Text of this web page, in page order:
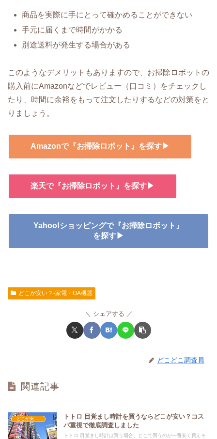
商品を実際に手にとって確かめることができない
手元に届くまで時間がかかる
別途送料が発生する場合がある
このようなデメリットもありますので、お掃除ロボットの
購入前にAmazonなどでレビュー（口コミ）をチェックし
たり、時間に余裕をもって注文したりするなどの対策をと
りましょう。
Amazonで『お掃除ロボット』を探す▶
楽天で『お掃除ロボット』を探す▶
Yahoo!ショッピングで『お掃除ロボット』
を探す▶
どこが安い？-家電・OA機器
シェアする
どこどこ調査員
関連記事
どこが安い？-家電・OA機器
トトロ 目覚まし時計を買うならどこが安い？コス
パ重視で徹底調査しました
トトロ 目覚まし時計は買う場合、どこで買うのが一番安く買えそ